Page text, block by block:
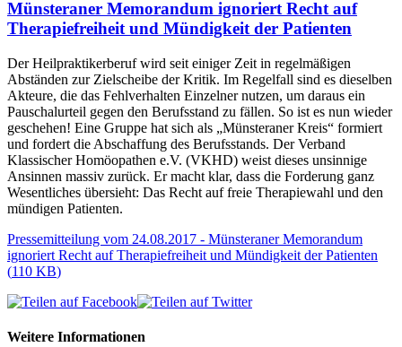
Münsteraner Memorandum ignoriert Recht auf
Therapiefreiheit und Mündigkeit der Patienten
Der Heilpraktikerberuf wird seit einiger Zeit in regelmäßigen
Abständen zur Zielscheibe der Kritik. Im Regelfall sind es dieselben
Akteure, die das Fehlverhalten Einzelner nutzen, um daraus ein
Pauschalurteil gegen den Berufsstand zu fällen. So ist es nun wieder
geschehen! Eine Gruppe hat sich als „Münsteraner Kreis“ formiert
und fordert die Abschaffung des Berufsstands. Der Verband
Klassischer Homöopathen e.V. (VKHD) weist dieses unsinnige
Ansinnen massiv zurück. Er macht klar, dass die Forderung ganz
Wesentliches übersieht: Das Recht auf freie Therapiewahl und den
mündigen Patienten.
Pressemitteilung vom 24.08.2017 - Münsteraner Memorandum
ignoriert Recht auf Therapiefreiheit und Mündigkeit der Patienten
(110 KB)
Weitere Informationen